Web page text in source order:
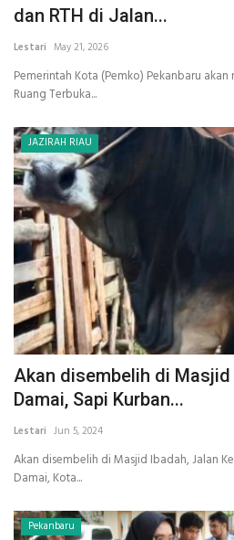
dan RTH di Jalan...
Lestari May 21, 2026
Pemerintah Kota (Pemko) Pekanbaru
Ruang Terbuka...
JAZIRAH RIAU
Akan disembelih di
Damai, Sapi Kurban...
Lestari Jun 5, 2024
Akan disembelih di Masjid Ibadah, Jalan
Damai, Kota...
Pekanbaru